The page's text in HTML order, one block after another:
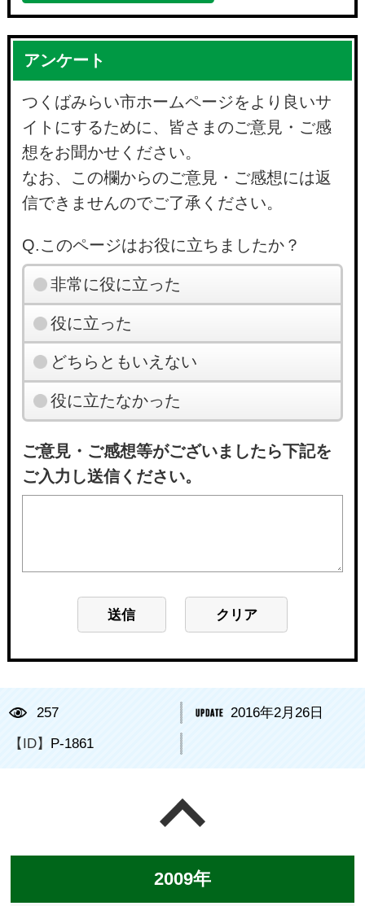
アンケート
つくばみらい市ホームページをより良いサ
イトにするために、皆さまのご意見・ご感
想をお聞かせください。
なお、この欄からのご意見・ご感想には返
信できませんのでご了承ください。
Q.このページはお役に立ちましたか？
非常に役に立った
役に立った
どちらともいえない
役に立たなかった
ご意見・ご感想等がございましたら下記を
ご入力し送信ください。
257 2016年2月26日
【ID】 P-1861
2009年